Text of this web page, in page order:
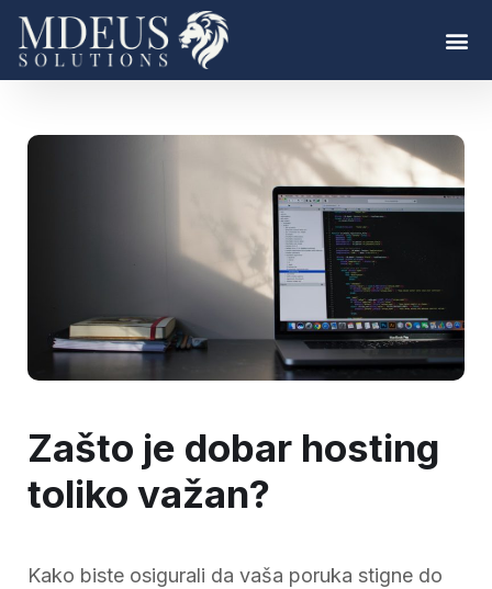
Zašto je dobar hosting
toliko važan?
Kako biste osigurali da vaša poruka stigne do